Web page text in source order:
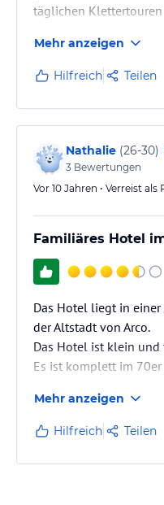
täglichen
Mehr anzeigen
Hilfreich Teilen
Nathalie (26-30)
3 Bewertungen
Vor 10 Jahren • Verreist
Familiäres Hotel
Das Hotel liegt in
der Altstadt von Arco.
Das Hotel ist klein und
Es ist komplett im 70er
eingerichtet.
Einen Balkon hatten
große Dachterrasse.
Mehr anzeigen
Hilfreich Teilen